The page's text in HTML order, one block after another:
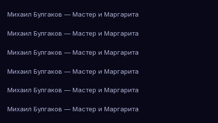
Михаил Булгаков — Мастер и Маргарита
Михаил Булгаков — Мастер и Маргарита
Михаил Булгаков — Мастер и Маргарита
Михаил Булгаков — Мастер и Маргарита
Михаил Булгаков — Мастер и Маргарита
Михаил Булгаков — Мастер и Маргарита